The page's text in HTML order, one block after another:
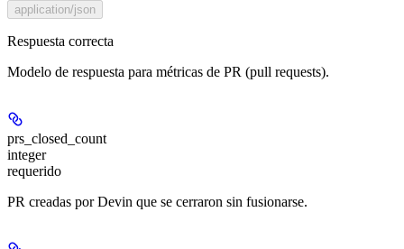
application/json
Respuesta correcta
Modelo de respuesta para métricas de PR (pull requests).
prs_closed_count
integer
requerido
PR creadas por Devin que se cerraron sin fusionarse.